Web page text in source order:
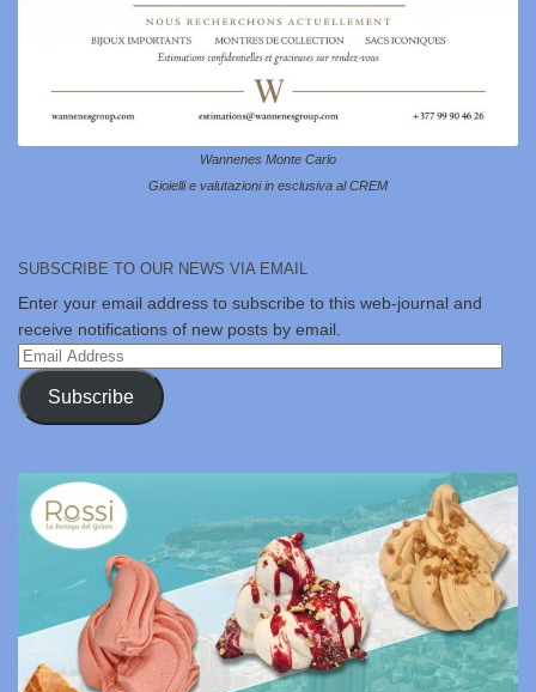
Wannenes Monte Carlo
Gioielli e valutazioni in esclusiva al CREM
SUBSCRIBE TO OUR NEWS VIA EMAIL
Enter your email address to subscribe to this web-journal and
receive notifications of new posts by email.
Email
Address
Subscribe